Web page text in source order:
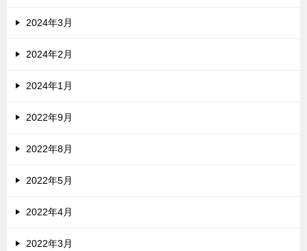
2024年3月
2024年2月
2024年1月
2022年9月
2022年8月
2022年5月
2022年4月
2022年3月